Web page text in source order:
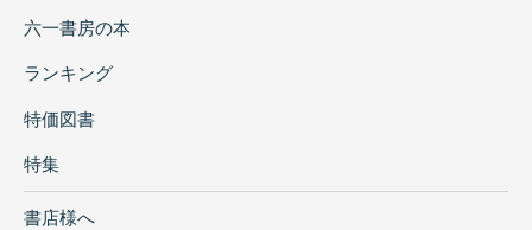
六一書房の本
ランキング
特価図書
特集
書店様へ